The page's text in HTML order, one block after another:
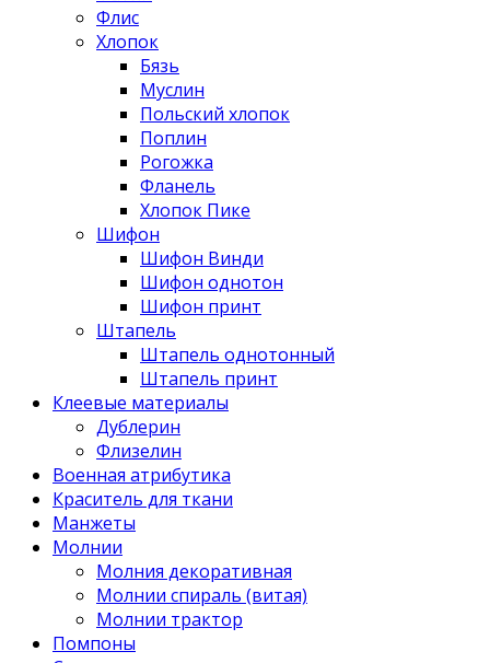
Флис
Хлопок
Бязь
Муслин
Польский хлопок
Поплин
Рогожка
Фланель
Хлопок Пике
Шифон
Шифон Винди
Шифон однотон
Шифон принт
Штапель
Штапель однотонный
Штапель принт
Клеевые материалы
Дублерин
Флизелин
Военная атрибутика
Краситель для ткани
Манжеты
Молнии
Молния декоративная
Молнии спираль (витая)
Молнии трактор
Помпоны